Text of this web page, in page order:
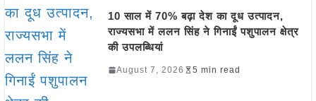
10 साल में 70% बढ़ा देश का दूध उत्पादन,
राज्यसभा में ललन सिंह ने गिनाईं पशुपालन क्षेत्र
की उपलब्धियां
August 7, 2026 5 min read